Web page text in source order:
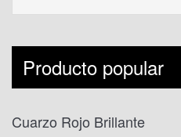
Producto popular
Cuarzo Rojo Brillante